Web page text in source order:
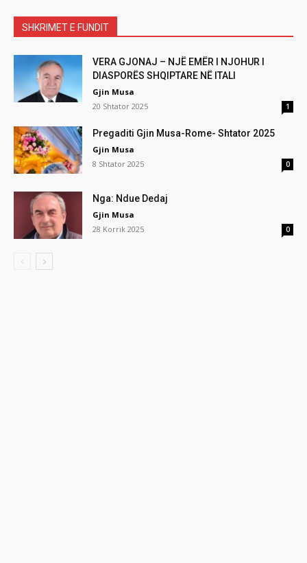
SHKRIMET E FUNDIT
VERA GJONAJ – NJË EMËR I NJOHUR I
DIASPORËS SHQIPTARE NË ITALI
Gjin Musa
20 Shtator 2025
1
Pregaditi Gjin Musa-Rome- Shtator 2025
Gjin Musa
8 Shtator 2025
0
Nga: Ndue Dedaj
Gjin Musa
28 Korrik 2025
0